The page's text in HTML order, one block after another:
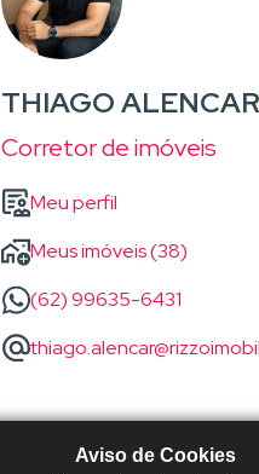
THIAGO ALENCAR
Corretor de imóveis
Meu perfil
Meus imóveis (38)
(62) 99635-6431
Aviso de Cookies